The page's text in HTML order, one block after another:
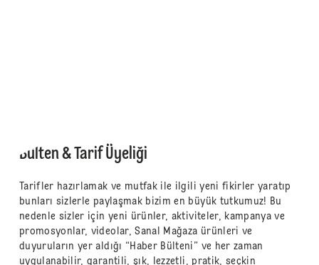
Bülten & Tarif Üyeliği
Tarifler hazırlamak ve mutfak ile ilgili yeni fikirler yaratıp
bunları sizlerle paylaşmak bizim en büyük tutkumuz! Bu
nedenle sizler için yeni ürünler, aktiviteler, kampanya ve
promosyonlar, videolar, Sanal Mağaza ürünleri ve
duyuruların yer aldığı “Haber Bülteni” ve her zaman
uygulanabilir, garantili, şık, lezzetli, pratik, seçkin